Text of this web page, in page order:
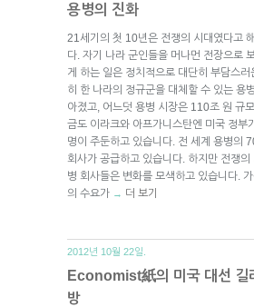
용병의 진화
21세기의 첫 10년은 전쟁의 시대였다고
다. 자기 나라 군인들을 머나먼 전장으로
게 하는 일은 정치적으로 대단히 부담스러
히 한 나라의 정규군을 대체할 수 있는 용
아졌고, 어느덧 용병 시장은 110조 원 규
금도 이라크와 아프가니스탄엔 미국 정부
명이 주둔하고 있습니다. 전 세계 용병의
회사가 공급하고 있습니다. 하지만 전쟁
병 회사들은 변화를 모색하고 있습니다.
의 수요가 → 더 보기
2012년 10월 22일.
Economist紙의 미국 대선
방